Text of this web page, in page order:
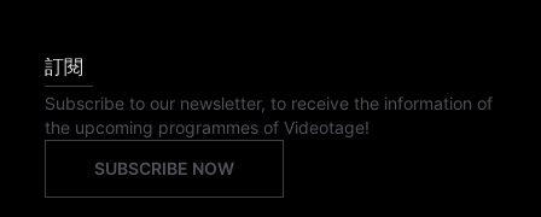
訂閱
Subscribe to our newsletter, to receive the information of
the upcoming programmes of Videotage!
SUBSCRIBE NOW